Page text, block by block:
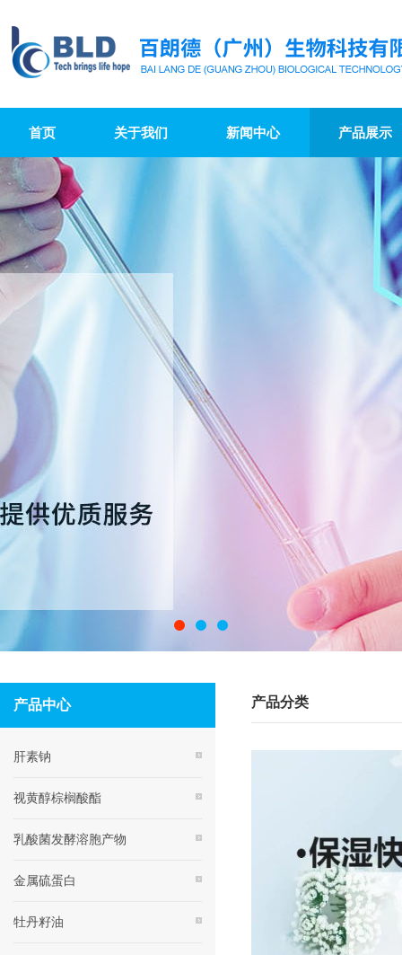
首页 关于我们 新闻中心 产品展示
产品分类
产品中心
肝素钠
视黄醇棕榈酸酯
乳酸菌发酵溶胞产物
金属硫蛋白
牡丹籽油